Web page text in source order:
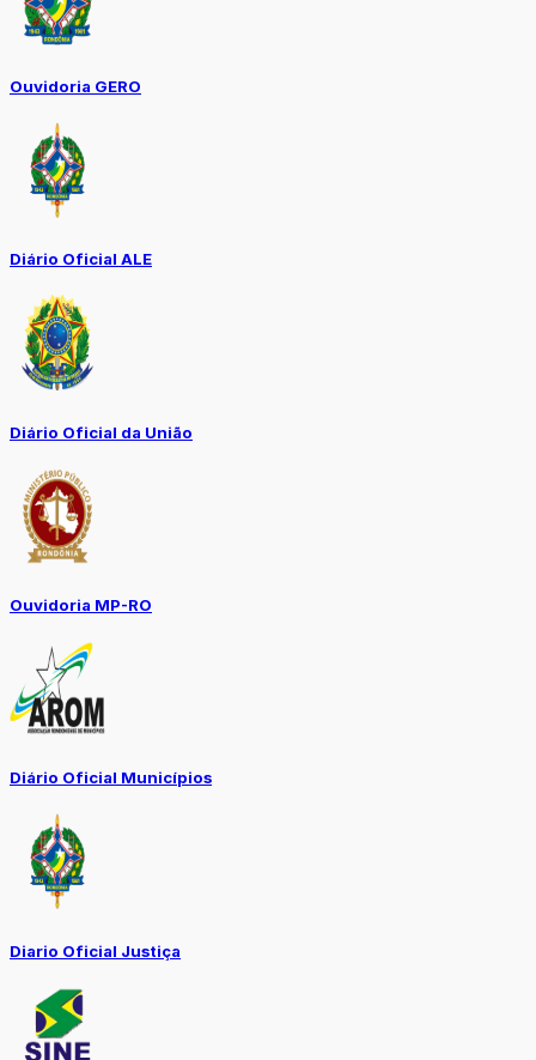
Ouvidoria GERO
Diário Oficial ALE
Diário Oficial da União
Ouvidoria MP-RO
Diário Oficial Municípios
Diario Oficial Justiça